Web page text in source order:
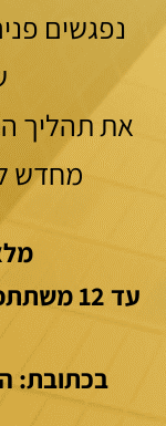
נפגשים
את תהליך
מחדש
עד 12 משתתפים, מהרו לשריין את מקומכם!